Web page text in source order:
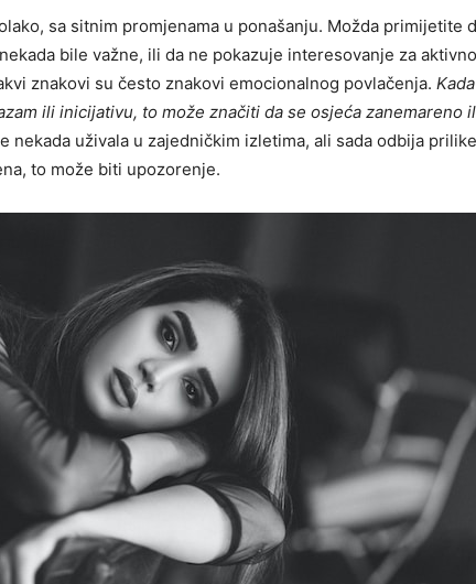
sa sitnim promjenama u ponašanju. Možda primijetite
bile važne, ili da ne pokazuje interesovanje za
znakovi su često znakovi emocionalnog povlačenja.
ili inicijativu, to može značiti da se osjeća zanemareno
nekada uživala u zajedničkim izletima, ali sada odbija
to može biti upozorenje.